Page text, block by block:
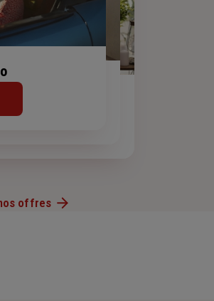
immobilier
offres